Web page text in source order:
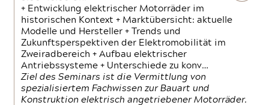
+ Entwicklung elektrischer Motorräder im
historischen Kontext + Marktübersicht: aktuelle
Modelle und Hersteller + Trends und
Zukunftsperspektiven der Elektromobilität im
Zweiradbereich + Aufbau elektrischer
Antriebssysteme + Unterschiede zu konv…
Ziel des Seminars ist die Vermittlung von
spezialisiertem Fachwissen zur Bauart und
Konstruktion elektrisch angetriebener Motorräder.